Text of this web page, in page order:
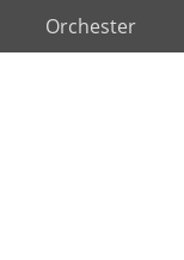
Orchester